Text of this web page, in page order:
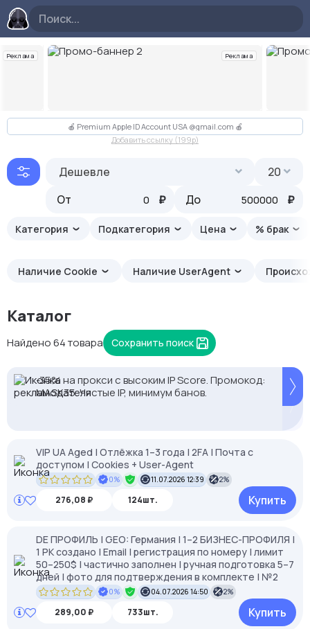
Реклама Реклама
Слайд 2 из 10
🍎 Premium Apple ID Account USA @gmail.com 🍎
Добавить ссылку (199p)
Дешевле
От
₽ До ₽
20
Категория Подкатегория Цена % брак
Наличие Cookie Наличие UserAgent
Каталог
Найдено 64 товара Сохранить поиск
2328.io — прием крипто платежей
Proxys.io - лучшие прокси 💚 Подберём под ваши
задачи 🚀 Промокод Store - 20% на всё!
-35% на прокси с высоким IP Score. Промокод:
MASK35. Чистые IP, минимум банов.
VIP UA Aged | Отлёжка 1–3 года | 2FA | Почта с
доступом | Cookies + User-Agent
0% 11.07.2026 12:39 2%
276,08 ₽ 124шт. Купить
DE ПРОФИЛЬ | GEO: Германия | 1–2 БИЗНЕС-ПРОФИЛЯ |
1 РК создано | Email | регистрация по номеру | лимит
50–250$ | частично заполнен | ручная подготовка 5–7
дней | фото для подтверждения в комплекте | №2
0% 04.07.2026 14:50 2%
289,00 ₽ 733шт. Купить